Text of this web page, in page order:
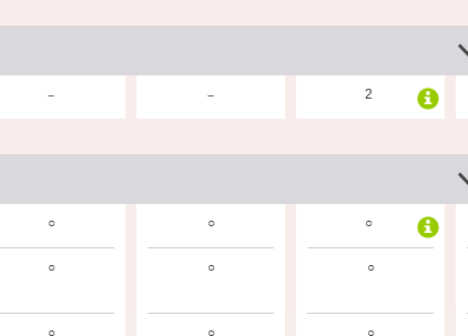
－ － 2
○
○
○
○
○
○
○
○
○